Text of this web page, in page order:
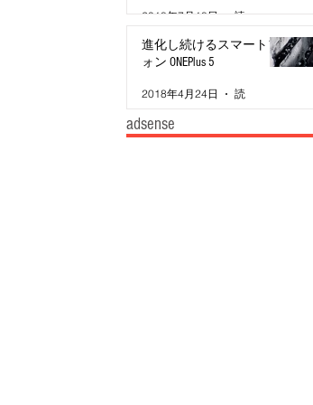
adsense
2018年7月18日 読了時間: 3分
進化し続けるスマートフ
ォン ONEPlus 5
2018年4月24日